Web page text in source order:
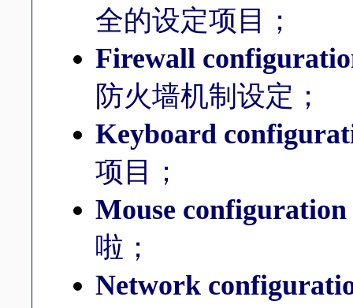
全的设定项目；
Firewall
防火墙机制设定；
Keyboard
项目；
Mouse configuration
啦；
Network